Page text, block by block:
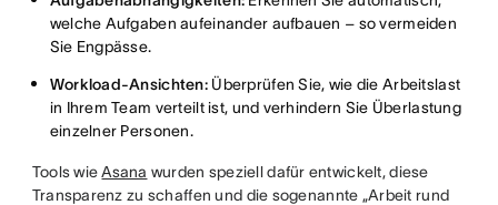
welche Aufgaben aufeinander aufbauen – so vermeiden
Sie Engpässe.
Workload-Ansichten: Überprüfen Sie, wie die Arbeitslast
in Ihrem Team verteilt ist, und verhindern Sie Überlastung
einzelner Personen.
Tools wieAsana wurden speziell dafür entwickelt, diese
Transparenz zu schaffen und die sogenannte „Arbeit rund